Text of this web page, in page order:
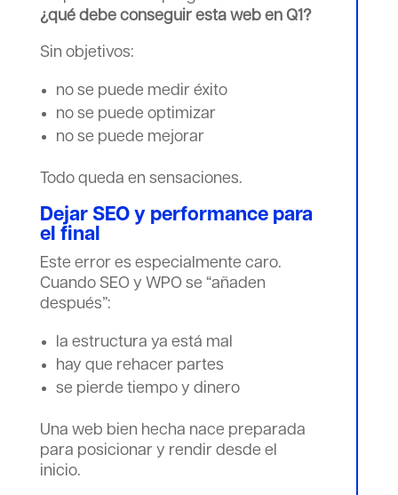
¿qué debe conseguir esta web en Q1?
Sin objetivos:
no se puede medir éxito
no se puede optimizar
no se puede mejorar
Todo queda en sensaciones.
Dejar SEO y performance para
el final
Este error es especialmente caro.
Cuando SEO y WPO se “añaden
después”:
la estructura ya está mal
hay que rehacer partes
se pierde tiempo y dinero
Una web bien hecha nace preparada
para posicionar y rendir desde el
inicio.